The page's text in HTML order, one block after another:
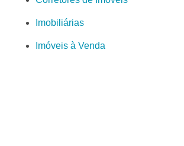
Imobiliárias
Imóveis à Venda